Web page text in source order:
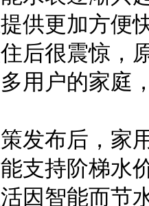
供更加方便
后很震惊，
用户的家庭
发布后，家
支持阶梯水
因智能而节